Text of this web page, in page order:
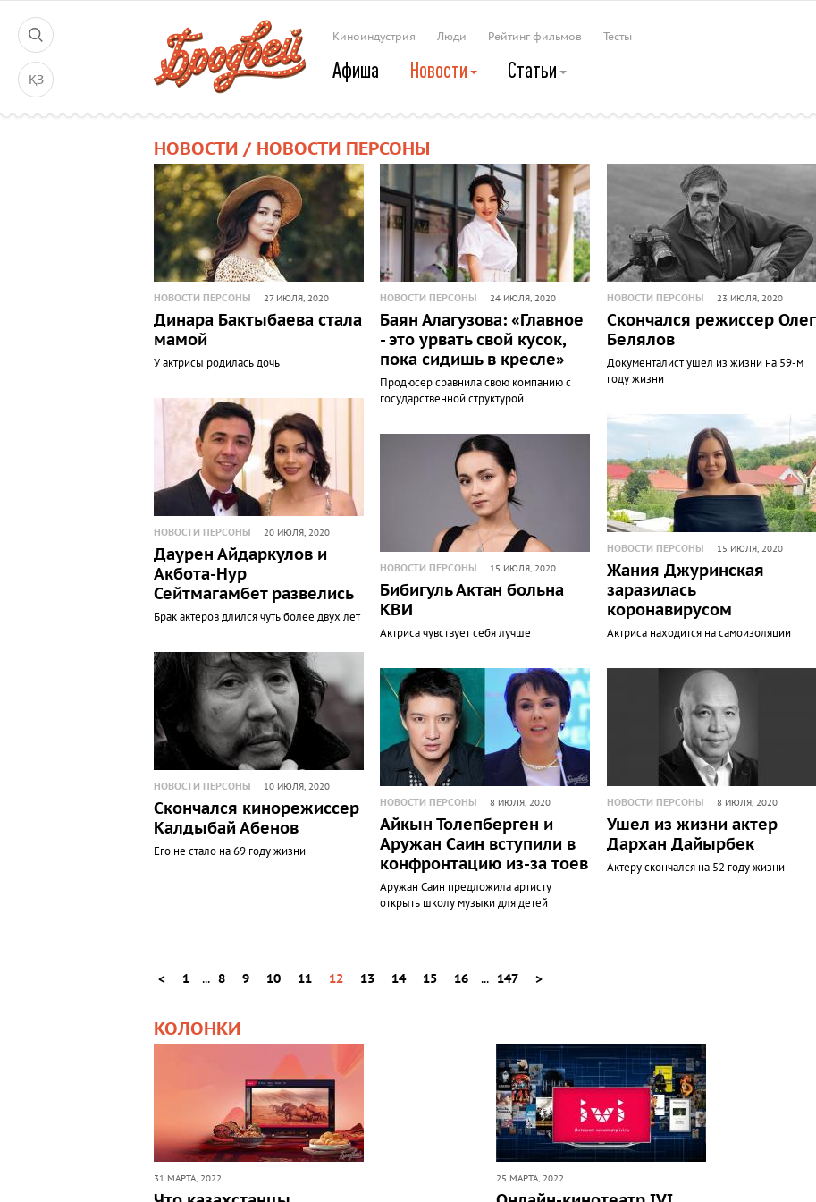
ҚЗ
Киноиндустрия Люди Рейтинг фильмов Тесты
Афиша Новости Статьи
НОВОСТИ / НОВОСТИ ПЕРСОНЫ
НОВОСТИ ПЕРСОНЫ 27 ИЮЛЯ, 2020
Динара Бактыбаева стала
мамой
У актрисы родилась дочь
НОВОСТИ ПЕРСОНЫ 20 ИЮЛЯ, 2020
Даурен Айдаркулов и
Акбота-Нур
Сейтмагамбет развелись
Брак актеров длился чуть более двух лет
НОВОСТИ ПЕРСОНЫ 10 ИЮЛЯ, 2020
Скончался кинорежиссер
Калдыбай Абенов
Его не стало на 69 году жизни
НОВОСТИ ПЕРСОНЫ 24 ИЮЛЯ, 2020
Баян Алагузова: «Главное
- это урвать свой кусок,
пока сидишь в кресле»
Продюсер сравнила свою компанию с
государственной структурой
НОВОСТИ ПЕРСОНЫ 15 ИЮЛЯ, 2020
Бибигуль Актан больна
КВИ
Актриса чувствует себя лучше
НОВОСТИ ПЕРСОНЫ 8 ИЮЛЯ, 2020
Айкын Толепберген и
Аружан Саин вступили в
конфронтацию из-за тоев
Аружан Саин предложила артисту
открыть школу музыки для детей
НОВОСТИ ПЕРСОНЫ 23 ИЮЛЯ, 2020
Скончался режиссер Олег
Белялов
Документалист ушел из жизни на 59-м
году жизни
НОВОСТИ ПЕРСОНЫ 15 ИЮЛЯ, 2020
Жания Джуринская
заразилась
коронавирусом
Актриса находится на самоизоляции
НОВОСТИ ПЕРСОНЫ 8 ИЮЛЯ, 2020
Ушел из жизни актер
Дархан Дайырбек
Актеру скончался на 52 году жизни
< 1 ... 8 9 10 11 12 13 14 15 16 ... 147 >
КОЛОНКИ
31 МАРТА, 2022 25 МАРТА, 2022